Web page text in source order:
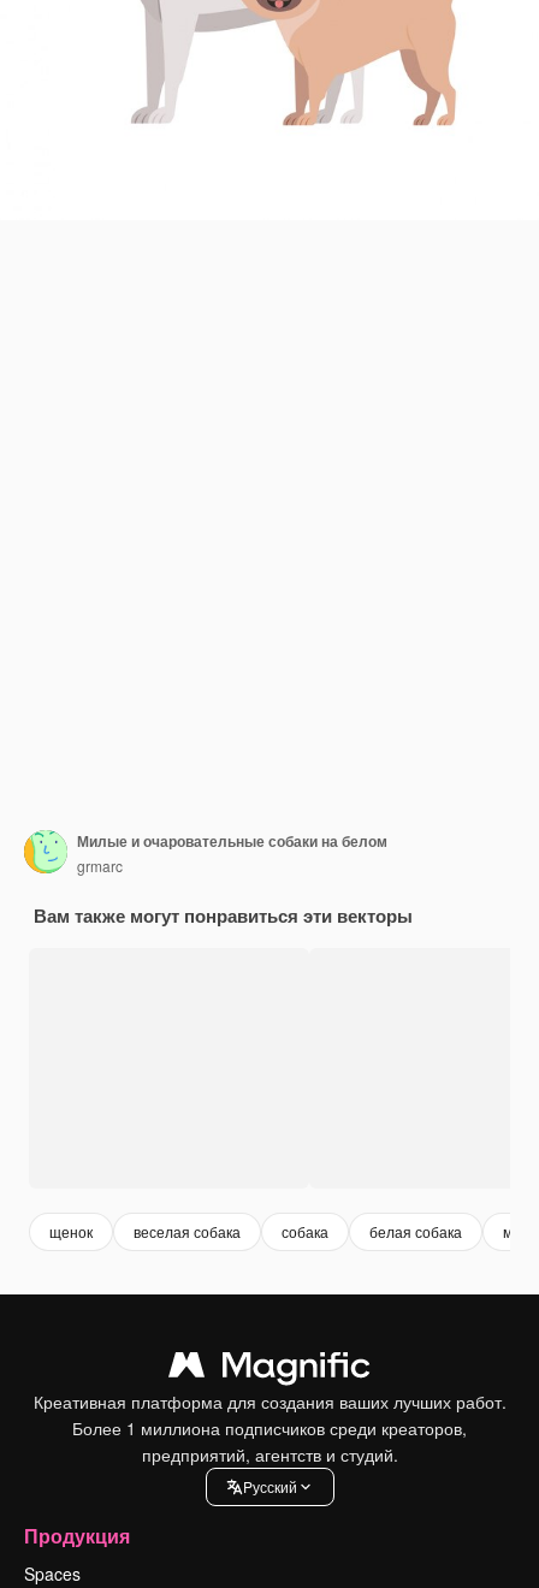
Милые и очаровательные собаки на белом
grmarc
Вам также могут понравиться эти векторы
щенок веселая собака собака белая собака
Креативная платформа для создания ваших лучших работ.
Более 1 миллиона подписчиков среди креаторов,
предприятий, агентств и студий.
Pусский
Продукция
Spaces